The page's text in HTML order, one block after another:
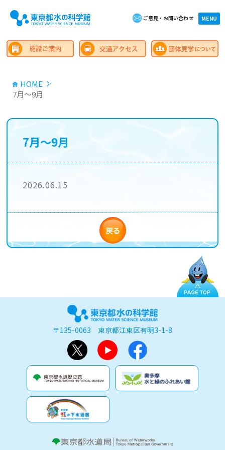
ご意見・お問い合わせ MENU
×close
HOME
7月～9月
7月～9月
2026.06.15
〒135-0063 東京都江東区有明3-1-8